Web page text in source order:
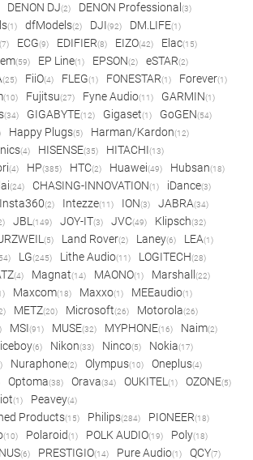
DENON DJ(2) DENON Professional (3)
(1) dfModels(2) DJI(92) DM.LIFE(1)
(7) ECG(9) EDIFIER(8) EIZO(42) Elac(15)
(59) EP Line(1) EPSON(2) eSTAR(2)
(25) FiiO(4) FLEG(1) FONESTAR(1) Forever(1)
(10) Fujitsu(27) Fyne Audio(11) GARMIN(1)
(34) GIGABYTE(12) Gigaset(1) GoGEN(54)
Happy Plugs(5) Harman/Kardon(12)
(4) HISENSE(35) HITACHI(13)
(4) HP(385) HTC(2) Huawei(49) Hubsan(18)
(24) CHASING-INNOVATION(1) iDance(3)
Insta360(2) Intezze(11) ION(3) JABRA(34)
JBL (149) JOY-IT(3) JVC(49) Klipsch(32)
(5) Land Rover(2) Laney(6) LEA(1)
LG(245) Lithe Audio(11) LOGITECH(28)
(4) Magnat(14) MAONO(1) Marshall (22)
Maxcom(18) Maxxo(1) MEEaudio(1)
METZ(20) Microsoft(26) Motorola(26)
MSI(91) MUSE(32) MYPHONE(16) Naim(2)
(6) Nikon(33) Ninco(5) Nokia(17)
Nuraphone(2) Olympus(10) Oneplus(4)
Optoma(38) Orava(34) OUKITEL (1) OZONE(5)
(1) Peavey(4)
Products(15) Philips(284) PIONEER(18)
(10) Polaroid(1) POLK AUDIO(19) Poly(18)
(6) PRESTIGIO(14) Pure Audio(1) QCY(7)